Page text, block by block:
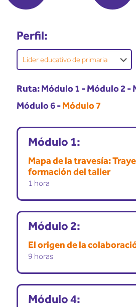
Perfil:
Ruta:Módulo 1 -Módulo 2 -
Módulo 6-Módulo 7
Módulo 1:
Mapa de la travesía:
formación del taller
1 hora
Módulo 2:
El origen de la
9 horas
Módulo 4: